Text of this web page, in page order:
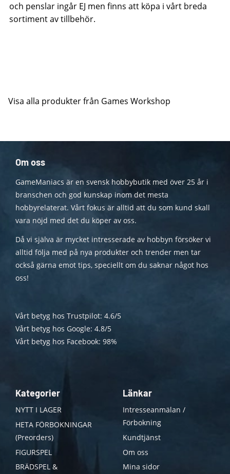
och penslar ingår EJ men finns att köpa i vårt breda
sortiment av tillbehör.
Visa alla produkter från Games Workshop
Om oss
GameManiacs är en svensk hobbybutik med över 25 år i
branschen och god kunskap inom det mesta
hobbyrelaterat. Vårt fokus är alltid att du som kund skall
vara nöjd med det du köper av oss.
Då vi själva är mycket intresserade av hobbyn försöker vi
alltid följa med på nya produkter och trender men tar
också gärna emot tips, speciellt om du saknar något hos
oss!
Vårt betyg hos Trustpilot: 4.6/5
Vårt betyg hos Google: 4.8/5
Vårt betyg hos Facebook: 98%
Kategorier
NYTT I LAGER
HETA FÖRBOKNINGAR
(Preorders)
FIGURSPEL
BRÄDSPEL &
Länkar
Intresseanmälan /
Förbokning
Kundtjänst
Om oss
Mina sidor